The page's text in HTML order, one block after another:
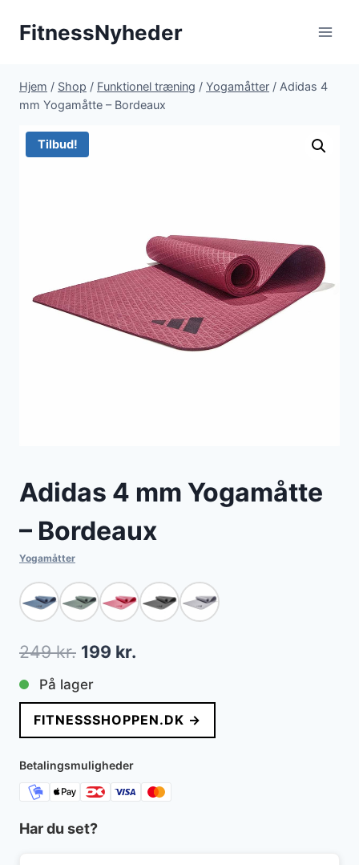
FitnessNyheder
Hjem / Shop / Funktionel træning / Yogamåtter / Adidas 4
mm Yogamåtte – Bordeaux
Tilbud!
Adidas 4 mm Yogamåtte
– Bordeaux
Yogamåtter
249kr. Den
oprindelige
pris
var:
249 kr..
199 kr.
pris
er:
På lager
FITNESSSHOPPEN.DK →
Betalingsmuligheder
Har du set?